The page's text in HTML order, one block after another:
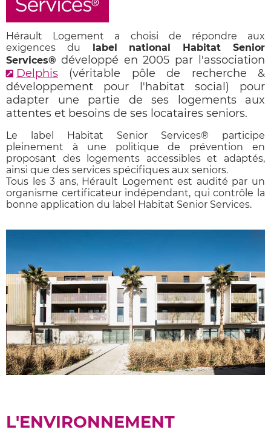
Hérault Logement a choisi de répondre aux
exigences du label national Habitat Senior
Services® développé en 2005 par l'association
Delphis (véritable pôle de recherche &
développement pour l'habitat social) pour
adapter une partie de ses logements aux
attentes et besoins de ses locataires seniors.
Le label Habitat Senior Services® participe
pleinement à une politique de prévention en
proposant des logements accessibles et adaptés,
ainsi que des services spécifiques aux seniors.
Tous les 3 ans, Hérault Logement est audité par un
organisme certificateur indépendant, qui contrôle la
bonne application du label Habitat Senior Services.
L'ENVIRONNEMENT